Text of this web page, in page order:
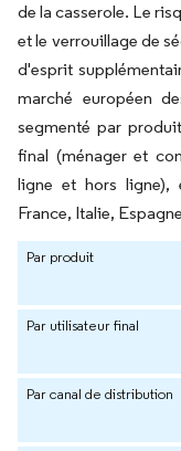
de la casserole. Le
et le verrouillage de
d'esprit
marché européen
segmenté par
final (ménager et
ligne et hors ligne),
France, Italie,
Par produit
Par utilisateur final
Par canal de distribution